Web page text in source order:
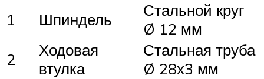
1
Шпиндель
Стальной круг
Ø 12 мм
2
Ходовая
втулка
Стальная труба
Ø 28х3 мм